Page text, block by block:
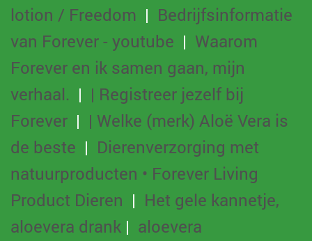
lotion / Freedom | Bedrijfsinformatie
van Forever - youtube | Waarom
Forever en ik samen gaan, mijn
verhaal. | | Registreer jezelf bij
Forever | | Welke (merk) Aloë Vera is
de beste | Dierenverzorging met
natuurproducten • Forever Living
Product Dieren | Het gele kannetje,
aloevera drank | aloevera